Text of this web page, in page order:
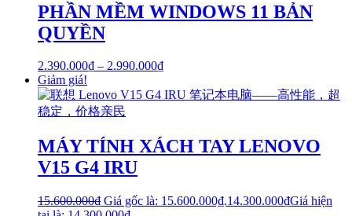
PHẦN MỀM WINDOWS 11 BẢN
QUYỀN
2.390.000₫ – 2.990.000₫
Giảm giá!
MÁY TÍNH XÁCH TAY LENOVO
V15 G4 IRU
15.600.000₫ Giá gốc là: 15.600.000₫.14.300.000₫Giá hiện